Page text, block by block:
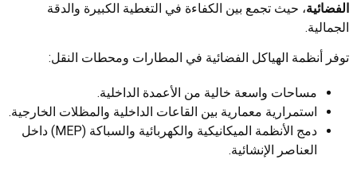
الفضائية، حيث تجمع بين الكفاءة في التغطية الكبيرة والدقة
الجمالية.
توفر أنظمة الهياكل الفضائية في المطارات ومحطات النقل:
مساحات واسعة خالية من الأعمدة الداخلية.
استمرارية معمارية بين القاعات الداخلية والمظلات الخارجية.
دمج الأنظمة الميكانيكية والكهربائية والسباكة (MEP) داخل
العناصر الإنشائية.